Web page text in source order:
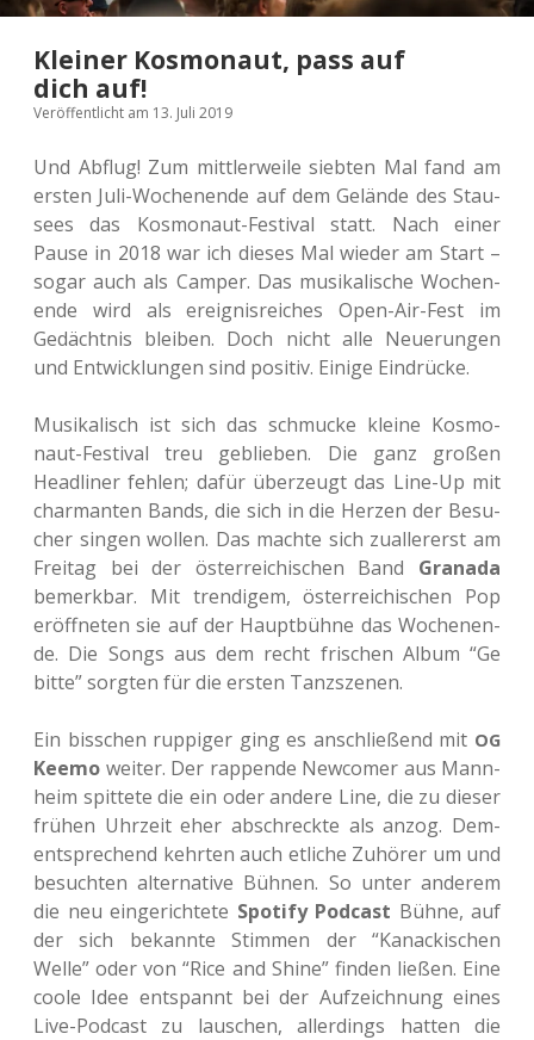
Kleiner Kosmonaut, pass auf
dich auf!
Veröffentlicht am 13. Juli 2019
Und Abflug! Zum mitt­ler­wei­le sieb­ten Mal fand am
ersten Juli-Wochen­en­de auf dem Gelän­de des Stau­
sees das Kos­mo­naut-Fes­ti­val statt. Nach einer
Pause in 2018 war ich dieses Mal wieder am Start –
sogar auch als Camper. Das musi­ka­li­sche Wochen­
en­de wird als ereig­nis­rei­ches Open-Air-Fest im
Gedächt­nis blei­ben. Doch nicht alle Neue­run­gen
und Ent­wick­lun­gen sind posi­tiv. Einige Eindrücke.
Musi­ka­lisch ist sich das schmu­cke kleine Kos­mo­
naut-Fes­ti­val treu geblie­ben. Die ganz großen
Head­li­ner fehlen; dafür über­zeugt das Line-Up mit
char­man­ten Bands, die sich in die Herzen der Besu­
cher singen wollen. Das machte sich zual­ler­erst am
Frei­tag bei der öster­rei­chi­schen Band Gra­na­da
bemerk­bar. Mit tren­di­gem, öster­rei­chi­schen Pop
eröff­ne­ten sie auf der Haupt­büh­ne das Wochen­en­
de. Die Songs aus dem recht fri­schen Album “Ge
bitte” sorg­ten für die ersten Tanzszenen.
Ein biss­chen rup­pi­ger ging es anschlie­ßend mit OG
Keemo weiter. Der rap­pen­de New­co­mer aus Mann­
heim spit­te­te die ein oder andere Line, die zu dieser
frühen Uhr­zeit eher abschreck­te als anzog. Dem­
entspre­chend kehr­ten auch etli­che Zuhö­rer um und
besuch­ten alter­na­ti­ve Bühnen. So unter ande­rem
die neu ein­ge­rich­te­te Spo­ti­fy Pod­cast Bühne, auf
der sich bekann­te Stim­men der “Kana­cki­schen
Welle” oder von “Rice and Shine” finden ließen. Eine
coole Idee ent­spannt bei der Auf­zeich­nung eines
Live-Pod­cast zu lau­schen, aller­dings hatten die